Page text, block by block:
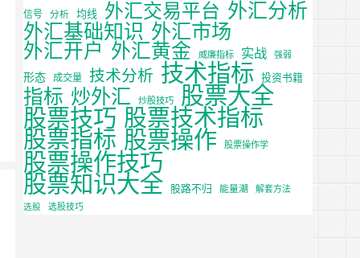
信号 分析 均线 外汇交易平台 外汇分析
外汇基础知识 外汇市场
外汇开户 外汇黄金 威廉指标 实战 强弱
形态 成交量 技术分析 技术指标 投资书籍
指标 炒外汇 炒股技巧 股票大全
股票技巧 股票技术指标
股票指标 股票操作 股票操作学
股票操作技巧
股票知识大全 股路不归 能量潮
解套方法
选股
选股技巧